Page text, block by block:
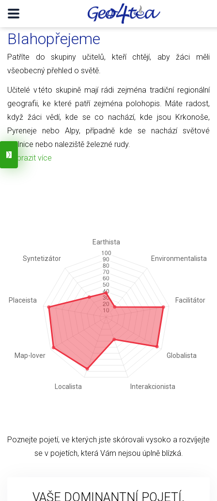
Blahopřejeme
Patříte do skupiny učitelů, kteří chtějí, aby žáci měli
všeobecný přehled o světě.
Učitelé v této skupině mají rádi zejména tradiční regionální
geografii, ke které patří zejména polohopis. Máte radost,
když žáci vědí, kde se co nachází, kde jsou Krkonoše,
Pyreneje nebo Alpy, případně kde se nachází světové
obilnice nebo naleziště železné rudy.
Zobrazit více
Poznejte pojetí, ve kterých jste skórovali vysoko a rozvíjejte
se v pojetích, která Vám nejsou úplně blízká.
VAŠE DOMINANTNÍ POJETÍ.